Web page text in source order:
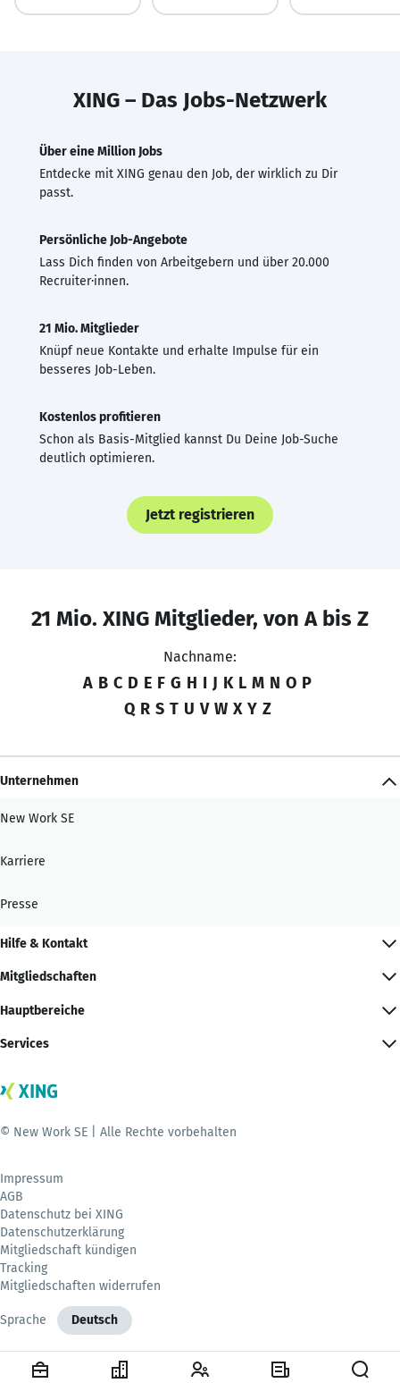
XING – Das Jobs-Netzwerk
Über eine Million Jobs
Entdecke mit XING genau den Job, der wirklich zu Dir
passt.
Persönliche Job-Angebote
Lass Dich finden von Arbeitgebern und über 20.000
Recruiter·innen.
21 Mio. Mitglieder
Knüpf neue Kontakte und erhalte Impulse für ein
besseres Job-Leben.
Kostenlos profitieren
Schon als Basis-Mitglied kannst Du Deine Job-Suche
deutlich optimieren.
Jetzt registrieren
21 Mio. XING Mitglieder, von A bis Z
Nachname:
A B C D E F G H I J K L M N O P
Q R S T U V W X Y Z
Unternehmen
New Work SE
Karriere
Presse
Hilfe & Kontakt
Mitgliedschaften
Hauptbereiche
Services
© New Work SE | Alle Rechte vorbehalten
Impressum
AGB
Datenschutz bei XING
Datenschutzerklärung
Mitgliedschaft kündigen
Tracking
Mitgliedschaften widerrufen
Sprache Deutsch